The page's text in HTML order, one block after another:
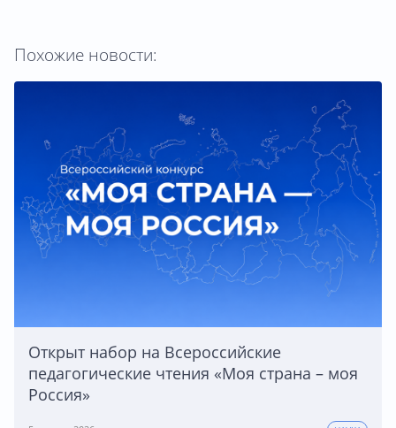
Похожие новости:
Открыт набор на Всероссийские
педагогические чтения «Моя страна – моя
Россия»